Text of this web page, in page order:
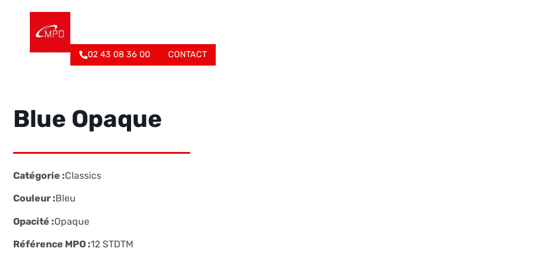
02 43 08 36 00 CONTACT
Blue Opaque
Catégorie :Classics
Couleur :Bleu
Opacité :Opaque
Référence MPO :12 STDTM